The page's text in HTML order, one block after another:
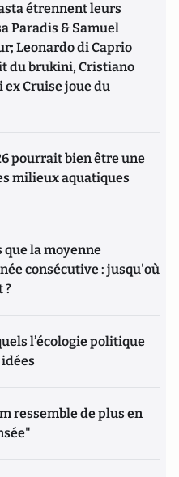
étrennent leurs
Paradis & Samuel
Leonardo di Caprio
du brukini, Cristiano
Cruise joue du
pourrait bien être une
milieux aquatiques
que la moyenne
consécutive : jusqu'où
?
l’écologie politique
ressemble de plus en